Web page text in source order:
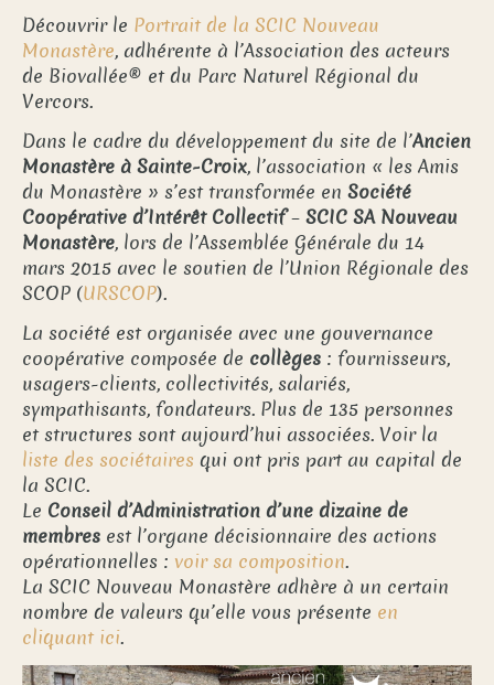
Découvrir le Portrait de la SCIC Nouveau
Monastère, adhérente à l’Association des acteurs
de Biovallée® et du Parc Naturel Régional du
Vercors.
Dans le cadre du développement du site de l’Ancien
Monastère à Sainte-Croix, l’association « les Amis
du Monastère » s’est transformée en Société
Coopérative d’Intérêt Collectif– SCIC SA Nouveau
Monastère, lors de l’Assemblée Générale du 14
mars 2015 avec le soutien de l’Union Régionale des
SCOP (URSCOP).
La société est organisée avec une gouvernance
coopérative composée de collèges : fournisseurs,
usagers-clients, collectivités, salariés,
sympathisants, fondateurs. Plus de 135 personnes
et structures sont aujourd’hui associées. Voir la
liste des sociétaires qui ont pris part au capital de
la SCIC.
Le Conseil d’Administration d’une dizaine de
membres est l’organe décisionnaire des actions
opérationnelles : voir sa composition.
La SCIC Nouveau Monastère adhère à un certain
nombre de valeurs qu’elle vous présente en
cliquant ici.